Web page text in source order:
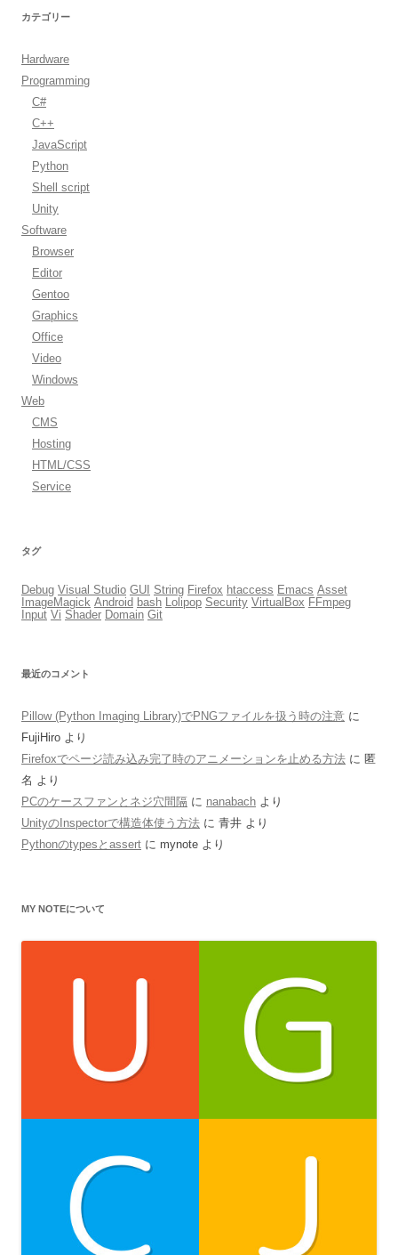
カテゴリー
Hardware
Programming
C#
C++
JavaScript
Python
Shell script
Unity
Software
Browser
Editor
Gentoo
Graphics
Office
Video
Windows
Web
CMS
Hosting
HTML/CSS
Service
タグ
Debug Visual Studio GUI String Firefox htaccess Emacs Asset
ImageMagick Android bash Lolipop Security VirtualBox FFmpeg
Input Vi Shader Domain Git
最近のコメント
Pillow (Python Imaging Library)でPNGファイルを扱う時の注意 に
FujiHiro より
Firefoxでページ読み込み完了時のアニメーションを止める方法 に 匿
名 より
PCのケースファンとネジ穴間隔 に nanabach より
UnityのInspectorで構造体使う方法 に 青井 より
Pythonのtypesとassert に mynote より
MY NOTEについて